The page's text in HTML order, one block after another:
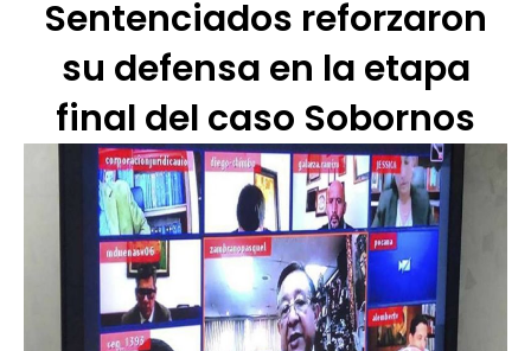
Sentenciados reforzaron
su defensa en la etapa
final del caso Sobornos